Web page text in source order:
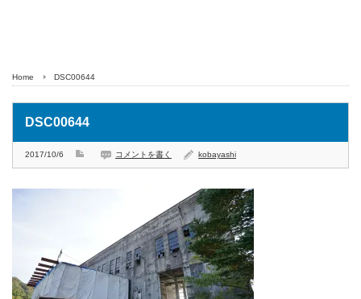
Home DSC00644
DSC00644
2017/10/6 コメントを書く kobayashi